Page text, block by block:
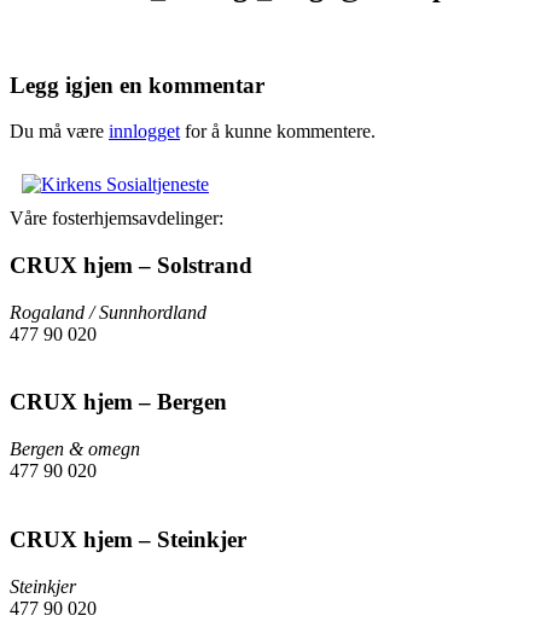
Legg igjen en kommentar
Du må være innlogget for å kunne kommentere.
Våre fosterhjemsavdelinger:
CRUX hjem – Solstrand
Rogaland / Sunnhordland
477 90 020
CRUX hjem – Bergen
Bergen & omegn
477 90 020
CRUX hjem – Steinkjer
Steinkjer
477 90 020